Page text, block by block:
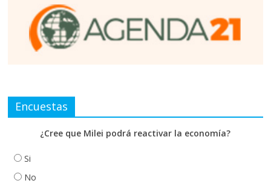
Encuestas
¿Cree que Milei podrá reactivar la economía?
Si
No